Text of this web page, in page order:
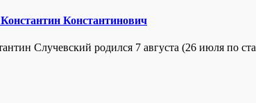
Константинович
Случевский родился 7 августа (26 июля по